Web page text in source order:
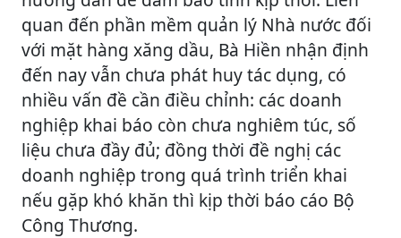
quan đến phần mềm quản lý Nhà nước đối
với mặt hàng xăng dầu, Bà Hiền nhận định
đến nay vẫn chưa phát huy tác dụng, có
nhiều vấn đề cần điều chỉnh: các doanh
nghiệp khai báo còn chưa nghiêm túc, số
liệu chưa đầy đủ; đồng thời đề nghị các
doanh nghiệp trong quá trình triển khai
nếu gặp khó khăn thì kịp thời báo cáo Bộ
Công Thương.